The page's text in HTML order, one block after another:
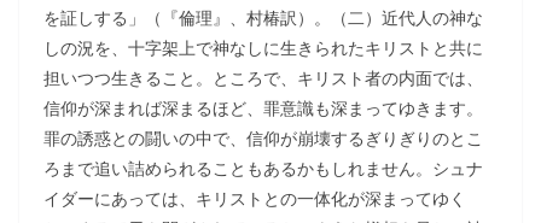
を証しする」（『倫理』、村椿訳）。（二）近代人の神な
しの況を、十字架上で神なしに生きられたキリストと共に
担いつつ生きること。ところで、キリスト者の内面では、
信仰が深まれば深まるほど、罪意識も深まってゆきます。
罪の誘惑との闘いの中で、信仰が崩壊するぎりぎりのとこ
ろまで追い詰められることもあるかもしれません。シュナ
イダーにあっては、キリストとの一体化が深まってゆく